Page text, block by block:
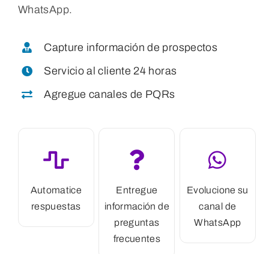
WhatsApp.
Capture información de prospectos
Servicio al cliente 24 horas
Agregue canales de PQRs
Automatice
respuestas
Entregue
información de
preguntas
frecuentes
Evolucione su
canal de
WhatsApp